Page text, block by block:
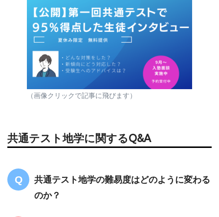
（画像クリックで記事に飛びます）
共通テスト地学に関するQ&A
共通テスト地学の難易度はどのように変わる
のか？